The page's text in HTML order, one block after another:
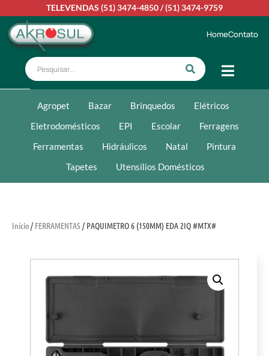
TELEVENDAS (51) 3474-4850/(51) 3474-9759
HomeContato
Agropet Bazar Brinquedos
Elétricos
Eletrodomésticos
EPI Escolar
Ferragens
Ferramentas
Hidráulicos Natal
Pintura
Tapetes
Utensílios Domésticos
Início/ FERRAMENTAS/ PAQUIMETRO 6 (150MM) EDA 2IQ #MTX#